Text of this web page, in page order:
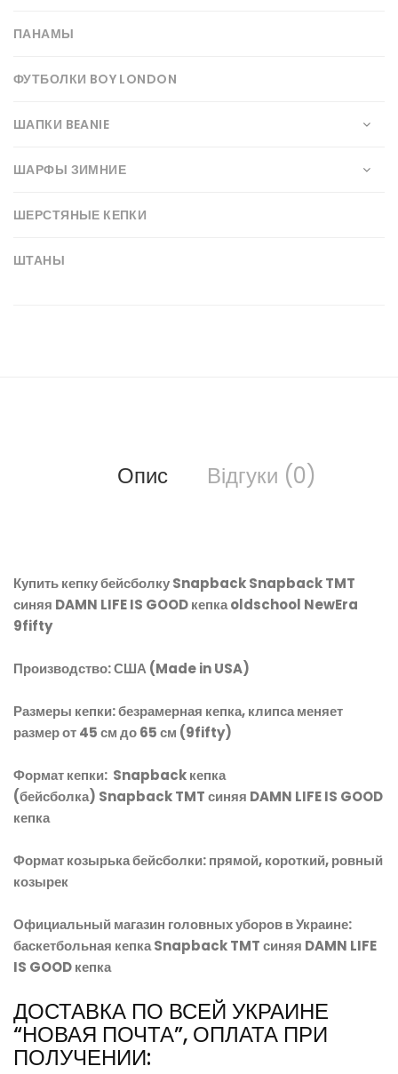
ПАНАМЫ
ФУТБОЛКИ BOY LONDON
ШАПКИ BEANIE
ШАРФЫ ЗИМНИЕ
ШЕРСТЯНЫЕ КЕПКИ
ШТАНЫ
Опис Відгуки (0)
Купить кепку бейсболку Snapback Snapback TMT
синяя DAMN LIFE IS GOOD кепка oldschool NewEra
9fifty
Производство: США (Made in USA)
Размеры кепки: безрамерная кепка, клипса меняет
размер от 45 см до 65 см (9fifty)
Формат кепки: Snapback кепка
(бейсболка) Snapback TMT синяя DAMN LIFE IS GOOD
кепка
Формат козырька бейсболки: прямой, короткий, ровный
козырек
Официальный магазин головных уборов в Украине:
баскетбольная кепка Snapback TMT синяя DAMN LIFE
IS GOOD кепка
ДОСТАВКА ПО ВСЕЙ УКРАИНЕ
“НОВАЯ ПОЧТА”, ОПЛАТА ПРИ
ПОЛУЧЕНИИ: